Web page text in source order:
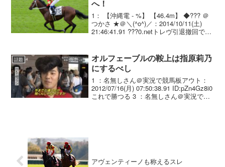
へ！
1： 【沖縄電 - %】 【46.4m】 ◆??? ＠
つかさ ★＠＼(^o^)／：2014/10/11(土)
21:46:41.91 ???0.netトレヴ引退撤回で凱
話題
オルフェーブルの鞍上は指原莉乃
にするべし
1 ：名無しさん＠実況で競馬板アウト：
2012/07/16(月) 07:50:38.91 ID:pZn4Gz8i0
これで勝つる 3 ：名無しさん＠実況で競
アヴェンティーノも称えるスレ